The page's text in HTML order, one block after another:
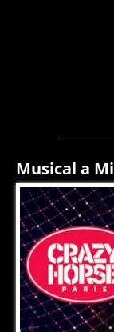
Musical a